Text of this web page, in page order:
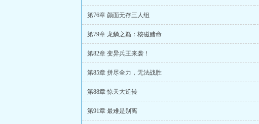
第76章 颜面无存三人组
第79章 龙鳞之巅：核磁赌命
第82章 变异兵王来袭！
第85章 拼尽全力，无法战胜
第88章 惊天大逆转
第91章 最难是别离